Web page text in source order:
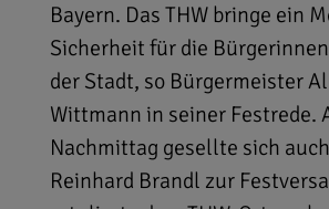
Bayern. Das THW bringe ein
Sicherheit für die
der Stadt, so Bürgermeister
Wittmann in seiner Festrede.
Nachmittag gesellte sich
Reinhard Brandl zur